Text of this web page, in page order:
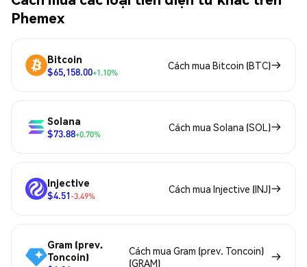
Phemex
Bitcoin
$65,158.00+1.10%
Cách mua Bitcoin (BTC)
Solana
$73.88+0.70%
Cách mua Solana (SOL)
Injective
$4.51-3.49%
Cách mua Injective (INJ)
Gram (prev.
Toncoin)
Cách mua Gram (prev. Toncoin)
(GRAM)